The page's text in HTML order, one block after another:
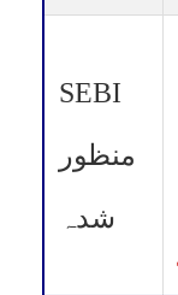
SEBI
منظور
شدہ